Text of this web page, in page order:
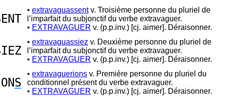
• extravaguassentv. Troisième personne du pluriel de
l’imparfait du subjonctif du verbe extravaguer.
• EXTRAVAGUER v. (p.p.inv.) [cj. aimer]. Déraisonner.
• extravaguassiez v. Deuxième personne du pluriel de
l’imparfait du subjonctif du verbe extravaguer.
• EXTRAVAGUER v. (p.p.inv.) [cj. aimer]. Déraisonner.
S
• extravaguerions v. Première personne du pluriel du
conditionnel présent du verbe extravaguer.
• EXTRAVAGUER v. (p.p.inv.) [cj. aimer]. Déraisonner.